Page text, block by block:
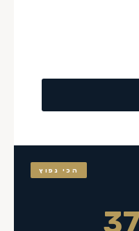
הכי נפוץ